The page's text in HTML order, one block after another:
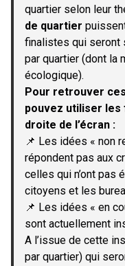
quartier selon leur
de quartier
finalistes qui seront
par quartier (dont la
écologique).
Pour retrouver
pouvez utiliser les
droite de l’écran :
📌 Les idées « non
répondent pas aux
celles qui n’ont pas
citoyens et les
📌 Les idées « en
sont actuellement
A l’issue de cette
par quartier) qui